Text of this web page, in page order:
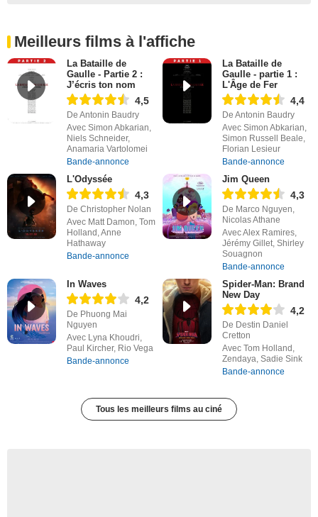
Meilleurs films à l'affiche
La Bataille de
Gaulle - Partie 2 :
J’écris ton nom
4,5
De Antonin Baudry
Avec Simon Abkarian,
Niels Schneider,
Anamaria Vartolomei
Bande-annonce
La Bataille de
Gaulle - partie 1 :
L'Âge de Fer
4,4
De Antonin Baudry
Avec Simon Abkarian,
Simon Russell Beale,
Florian Lesieur
Bande-annonce
L'Odyssée
4,3
De Christopher Nolan
Avec Matt Damon, Tom
Holland, Anne
Hathaway
Bande-annonce
Jim Queen
4,3
De Marco Nguyen,
Nicolas Athane
Avec Alex Ramires,
Jérémy Gillet, Shirley
Souagnon
Bande-annonce
In Waves
4,2
De Phuong Mai
Nguyen
Avec Lyna Khoudri,
Paul Kircher, Rio Vega
Bande-annonce
Spider-Man: Brand
New Day
4,2
De Destin Daniel
Cretton
Avec Tom Holland,
Zendaya, Sadie Sink
Bande-annonce
Tous les meilleurs films au ciné